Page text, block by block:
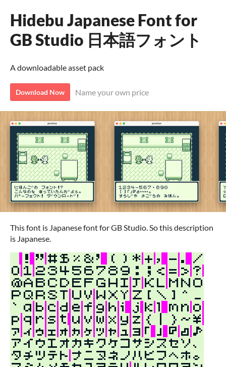
Hidebu Japanese Font for
GB Studio 日本語フォント
A downloadable asset pack
Download Now Name your own price
This font is Japanese font for GB Studio. So this description
is Japanese.